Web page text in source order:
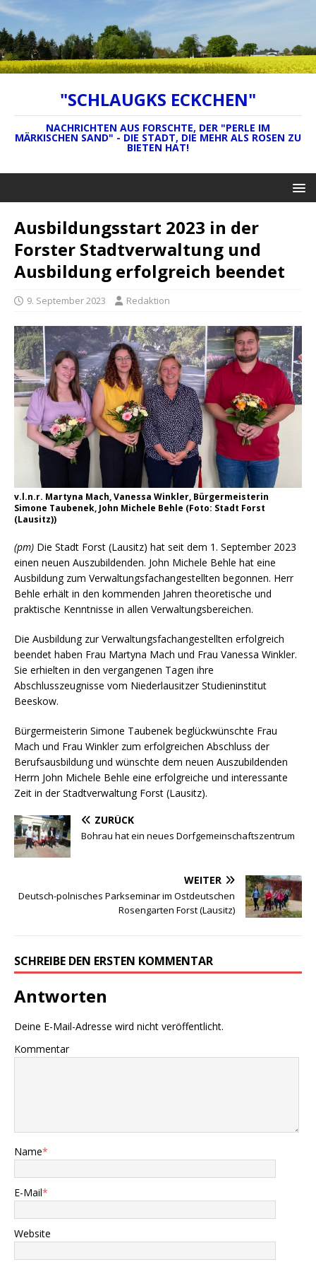
"SCHLAUGKS ECKCHEN"
NACHRICHTEN AUS FORSCHTE, DER "PERLE IM
MÄRKISCHEN SAND" - DIE STADT, DIE MEHR ALS ROSEN ZU
BIETEN HAT!
Ausbildungsstart 2023 in der
Forster Stadtverwaltung und
Ausbildung erfolgreich beendet
9. September 2023 Redaktion
v.l.n.r. Martyna Mach, Vanessa Winkler, Bürgermeisterin
Simone Taubenek, John Michele Behle (Foto: Stadt Forst
(Lausitz))
(pm) Die Stadt Forst (Lausitz) hat seit dem 1. September 2023
einen neuen Auszubildenden. John Michele Behle hat eine
Ausbildung zum Verwaltungsfachangestellten begonnen. Herr
Behle erhält in den kommenden Jahren theoretische und
praktische Kenntnisse in allen Verwaltungsbereichen.
Die Ausbildung zur Verwaltungsfachangestellten erfolgreich
beendet haben Frau Martyna Mach und Frau Vanessa Winkler.
Sie erhielten in den vergangenen Tagen ihre
Abschlusszeugnisse vom Niederlausitzer Studieninstitut
Beeskow.
Bürgermeisterin Simone Taubenek beglückwünschte Frau
Mach und Frau Winkler zum erfolgreichen Abschluss der
Berufsausbildung und wünschte dem neuen Auszubildenden
Herrn John Michele Behle eine erfolgreiche und interessante
Zeit in der Stadtverwaltung Forst (Lausitz).
ZURÜCK
Bohrau hat ein neues Dorfgemeinschaftszentrum
WEITER
Deutsch-polnisches Parkseminar im Ostdeutschen
Rosengarten Forst (Lausitz)
SCHREIBE DEN ERSTEN KOMMENTAR
Antworten
Deine E-Mail-Adresse wird nicht veröffentlicht.
Kommentar
Name*
E-Mail*
Website